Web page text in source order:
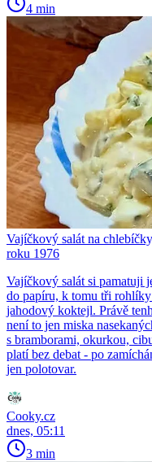
4 min
Vajíčkový salát na
roku 1976
Vajíčkový salát si pamatuji
do papíru, k tomu tři
jahodový koktejl. Právě
není to jen miska
s bramborami, okurkou,
platí bez debat - po
jen polotovar.
Cooky.cz
dnes, 05:11
3 min